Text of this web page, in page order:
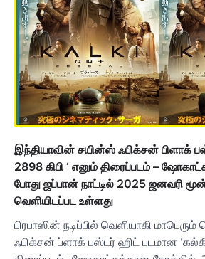
இந்தியாவின் சயின்ஸ் ஃபிக்சன் பிளாக்
2898 கிபி ‘ எனும் திரைப்படம் –
போது ஜப்பான் நாட்டில் 2025 ஜனவரி
வெளியிடப்பட உள்ளது
பிரபாஸின் நடிப்பில் வெளியாகி
ஃபிக்சன் ப்ளாக் பஸ்டர் ஹிட் படமான ‘கல்கி